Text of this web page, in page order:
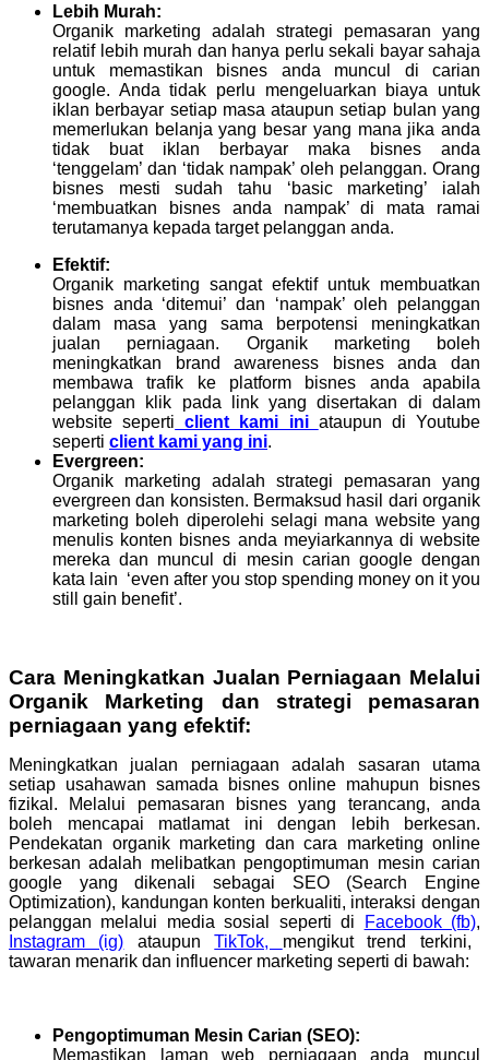
Lebih Murah:
Organik marketing adalah strategi pemasaran yang
relatif lebih murah dan hanya perlu sekali bayar sahaja
untuk memastikan bisnes anda muncul di carian
google. Anda tidak perlu mengeluarkan biaya untuk
iklan berbayar setiap masa ataupun setiap bulan yang
memerlukan belanja yang besar yang mana jika anda
tidak buat iklan berbayar maka bisnes anda
‘tenggelam’ dan ‘tidak nampak’ oleh pelanggan. Orang
bisnes mesti sudah tahu ‘basic marketing’ ialah
‘membuatkan bisnes anda nampak’ di mata ramai
terutamanya kepada target pelanggan anda.
Efektif:
Organik marketing sangat efektif untuk membuatkan
bisnes anda ‘ditemui’ dan ‘nampak’ oleh pelanggan
dalam masa yang sama berpotensi meningkatkan
jualan perniagaan. Organik marketing boleh
meningkatkan brand awareness bisnes anda dan
membawa trafik ke platform bisnes anda apabila
pelanggan klik pada link yang disertakan di dalam
website seperti client kami ini ataupun di Youtube
seperti client kami yang ini.
Evergreen:
Organik marketing adalah strategi pemasaran yang
evergreen dan konsisten. Bermaksud hasil dari organik
marketing boleh diperolehi selagi mana website yang
menulis konten bisnes anda meyiarkannya di website
mereka dan muncul di mesin carian google dengan
kata lain ‘even after you stop spending money on it you
still gain benefit’.
Cara Meningkatkan Jualan Perniagaan Melalui
Organik Marketing dan strategi pemasaran
perniagaan yang efektif:
Meningkatkan jualan perniagaan adalah sasaran utama
setiap usahawan samada bisnes online mahupun bisnes
fizikal. Melalui pemasaran bisnes yang terancang, anda
boleh mencapai matlamat ini dengan lebih berkesan.
Pendekatan organik marketing dan cara marketing online
berkesan adalah melibatkan pengoptimuman mesin carian
google yang dikenali sebagai SEO (Search Engine
Optimization), kandungan konten berkualiti, interaksi dengan
pelanggan melalui media sosial seperti di
Facebook (fb),
Instagram (ig) ataupunTikTok, mengikut trend terkini,
tawaran menarik dan influencer marketing seperti di bawah:
Pengoptimuman Mesin Carian (SEO):
Memastikan laman web perniagaan anda muncul